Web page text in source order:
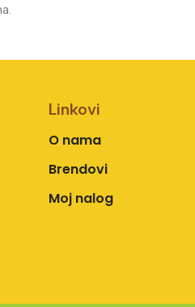
Linkovi
O nama
Brendovi
Moj nalog